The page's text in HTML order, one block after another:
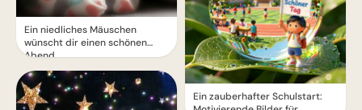
Ein niedliches Mäuschen
wünscht dir einen schönen
Abend
Ein zauberhafter Schulstart: